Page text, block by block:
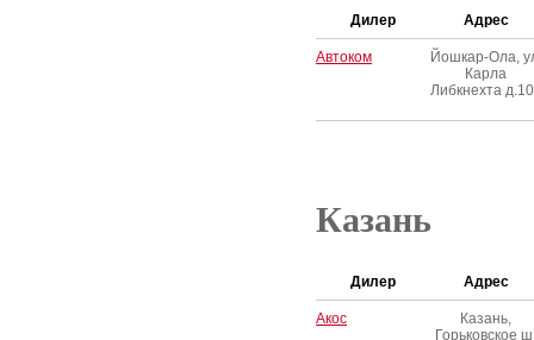
Дилер Адрес
Автоком
Йошкар-Ола,
Карла
Либкнехта
Казань
Дилер Адрес
Акос
Казань,
Горьковское